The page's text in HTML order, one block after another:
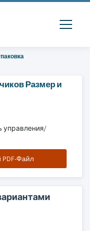
Размер и
управления/
PDF-Файл